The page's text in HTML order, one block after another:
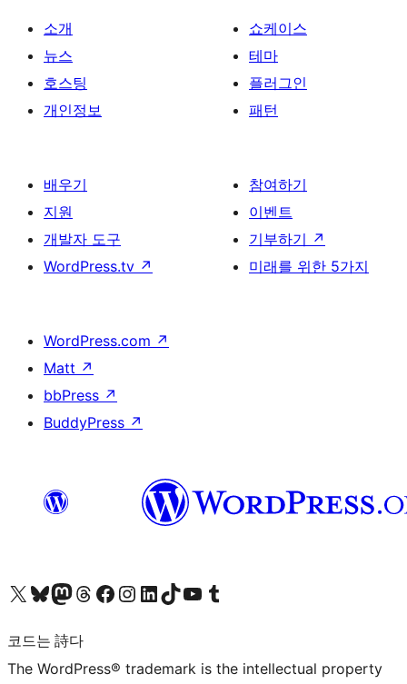
소개
뉴스
호스팅
개인정보
쇼케이스
테마
플러그인
패턴
배우기
지원
개발자 도구
WordPress.tv ↗
참여하기
이벤트
기부하기 ↗
미래를 위한 5가지
WordPress.com ↗
Matt ↗
bbPress ↗
BuddyPress ↗
X(이전 트위터) 계정 방문하기블루스카이 계정 방문하기마스토돈 계정 방문하기스레드 계정 방문하기 페이스북 페이지 방문하기인스타그램 계정 방문하기 LinkedIn 계정 방문하기틱톡 계정 방문하기유튜브 채널 방문하기 텀블러 계정 방문하기
코드는 詩다
The WordPress® trademark is the intellectual property